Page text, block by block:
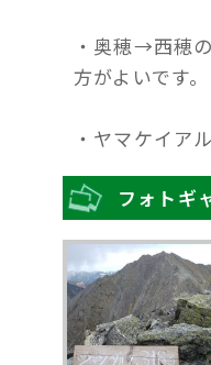
・奥穂→西穂
方がよいです。
・ヤマケイア
フォトギ